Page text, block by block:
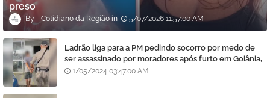
preso
Cotidiano da Região 5/07/2026 11:57:00 AM
Ladrão liga para a PM pedindo socorro por medo de
ser assassinado por moradores após furto em Goiânia,
diz polícia
1/05/2024 03:47:00 AM